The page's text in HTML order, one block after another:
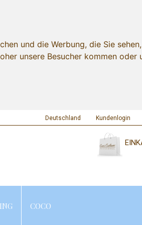
und die Werbung, die Sie
unsere Besucher kommen oder
Deutschland Kundenlogin
COCO